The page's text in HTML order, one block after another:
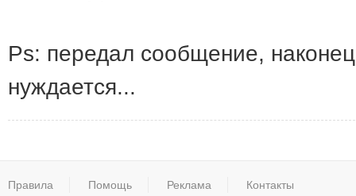
Ps: передал сообщение,
нуждается...
Правила Помощь Реклама Контакты